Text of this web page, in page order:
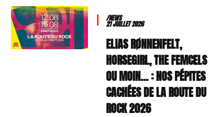
/NEWS
21 JUILLET 2026
ELIAS RØNNENFELT,
HORSEGIRL, THE FEMCELS
OU MOIN… : NOS PÉPITES
CACHÉES DE LA ROUTE DU
ROCK 2026